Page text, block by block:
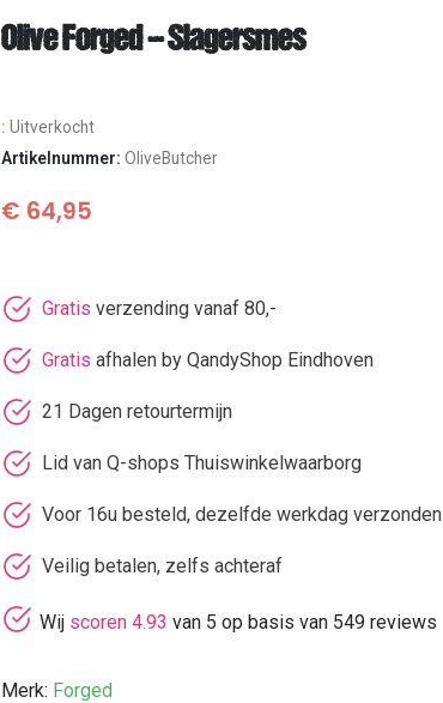
Olive Forged – Slagersmes
: Uitverkocht
Artikelnummer: OliveButcher
€ 64,95
Gratis verzending vanaf 80,-
Gratis afhalen by QandyShop Eindhoven
21 Dagen retourtermijn
Lid van Q-shops Thuiswinkelwaarborg
Voor 16u besteld, dezelfde werkdag verzonden
Veilig betalen, zelfs achteraf
Wijscoren 4.93 van 5 op basis van 549 reviews
Merk: Forged